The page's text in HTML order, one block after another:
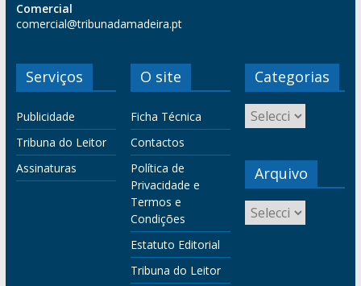
Comercial
comercial@tribunadamadeira.pt
Serviços
Publicidade
Tribuna do Leitor
Assinaturas
O site
Ficha Técnica
Contactos
Política de
Privacidade e
Termos e
Condições
Estatuto Editorial
Tribuna do Leitor
Categorias
Arquivo